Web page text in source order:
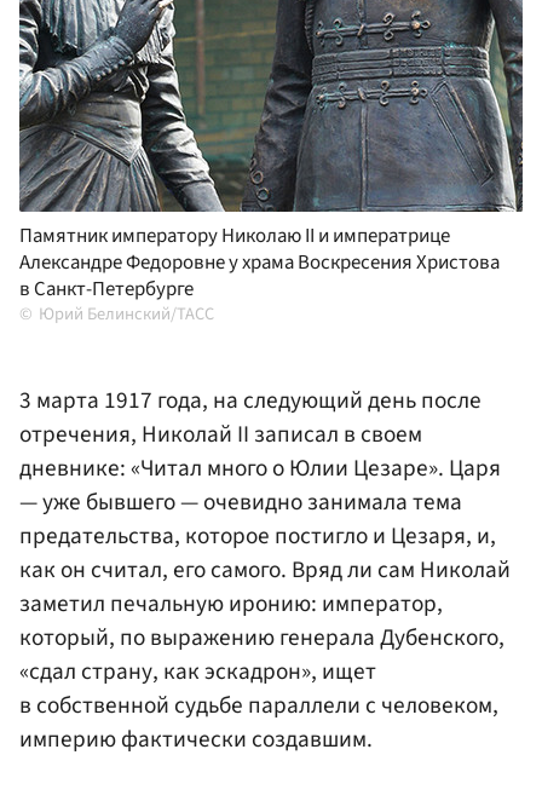
Памятник императору Николаю II и императрице
Александре Федоровне у храма Воскресения Христова
в Санкт-Петербурге
Юрий Белинский/ТАСС
3 марта 1917 года, на следующий день после
отречения, Николай II записал в своем
дневнике: «Читал много о Юлии Цезаре». Царя
— уже бывшего — очевидно занимала тема
предательства, которое постигло и Цезаря, и,
как он считал, его самого. Вряд ли сам Николай
заметил печальную иронию: император,
который, по выражению генерала Дубенского,
«сдал страну, как эскадрон», ищет
в собственной судьбе параллели с человеком,
империю фактически создавшим.